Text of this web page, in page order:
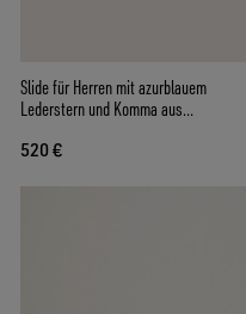
Slide für Herren mit azurblauem
Lederstern und Komma aus
520 €